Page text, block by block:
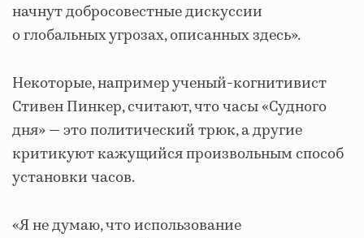
начнут добросовестные дискуссии
о глобальных угрозах, описанных здесь».
Некоторые, например ученый-когнитивист
Стивен Пинкер, считают, что часы «Судного
дня» — это политический трюк, а другие
критикуют кажущийся произвольным способ
установки часов.
«Я не думаю, что использование